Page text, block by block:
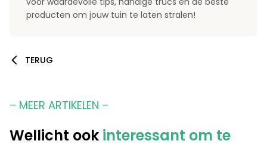
producten om jouw tuin te laten stralen!
TERUG
– MEER ARTIKELEN –
Wellicht ook interessant om te